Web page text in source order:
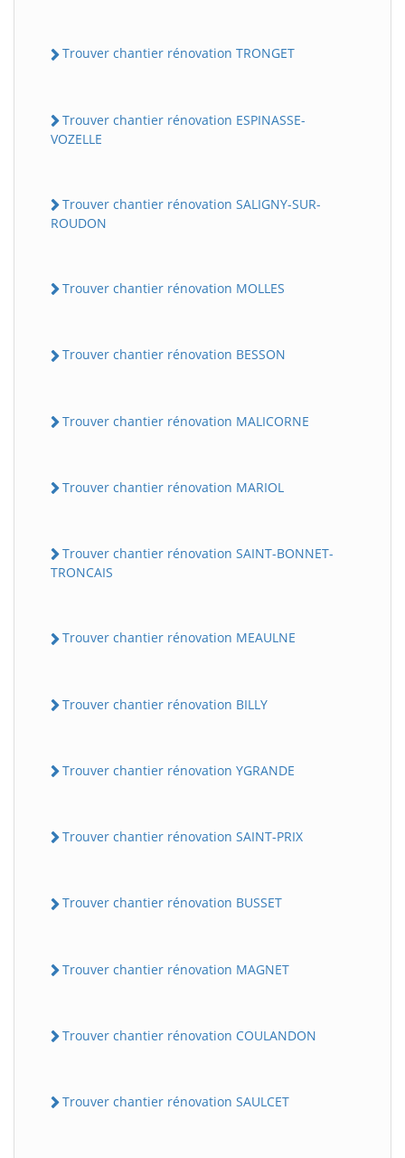
Trouver chantier rénovation TRONGET
Trouver chantier rénovation ESPINASSE-
VOZELLE
Trouver chantier rénovation SALIGNY-SUR-
ROUDON
Trouver chantier rénovation MOLLES
Trouver chantier rénovation BESSON
Trouver chantier rénovation MALICORNE
Trouver chantier rénovation MARIOL
Trouver chantier rénovation SAINT-BONNET-
TRONCAIS
Trouver chantier rénovation MEAULNE
Trouver chantier rénovation BILLY
Trouver chantier rénovation YGRANDE
Trouver chantier rénovation SAINT-PRIX
Trouver chantier rénovation BUSSET
Trouver chantier rénovation MAGNET
Trouver chantier rénovation COULANDON
Trouver chantier rénovation SAULCET